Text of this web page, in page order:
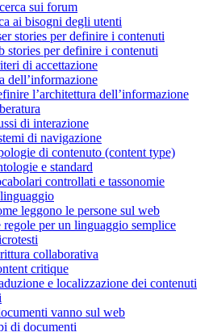
sui forum
ai bisogni degli utenti
stories per definire i contenuti
stories per definire i contenuti
di accettazione
dell’informazione
l’architettura dell’informazione
di interazione
di navigazione
di contenuto (content type)
e standard
controllati e tassonomie
leggono le persone sul web
per un linguaggio semplice
collaborativa
critique
e localizzazione dei contenuti
vanno sul web
di documenti